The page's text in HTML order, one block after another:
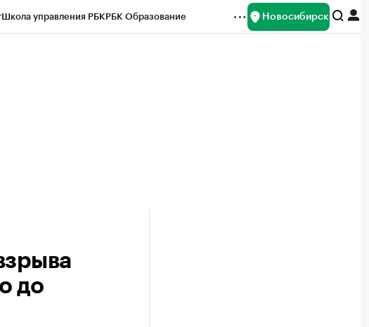
Школа управления РБКРБК Образование Новосибирск
до